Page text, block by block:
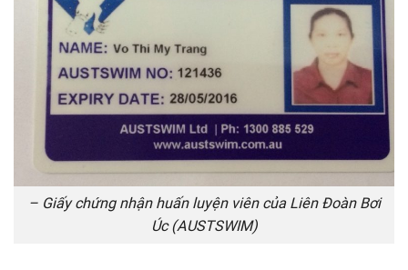
– Giấy chứng nhận huấn luyện viên của Liên Đoàn Bơi
Úc (AUSTSWIM)